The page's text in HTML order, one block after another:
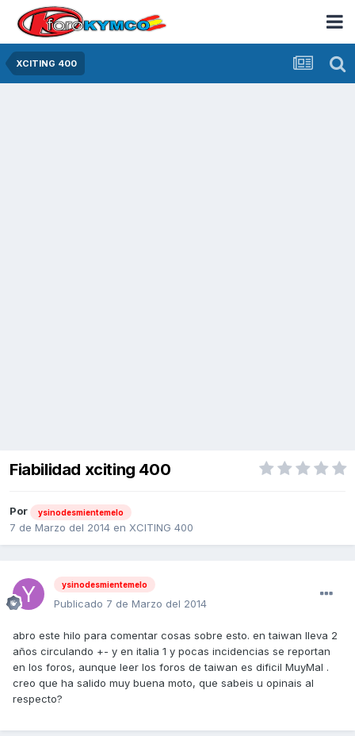
XCITING 400
Fiabilidad xciting 400
Por ysinodesmientemelo
7 de Marzo del 2014 en XCITING 400
ysinodesmientemelo
Publicado 7 de Marzo del 2014
abro este hilo para comentar cosas sobre esto. en taiwan lleva 2
años circulando +- y en italia 1 y pocas incidencias se reportan
en los foros, aunque leer los foros de taiwan es dificil MuyMal .
creo que ha salido muy buena moto, que sabeis u opinais al
respecto?